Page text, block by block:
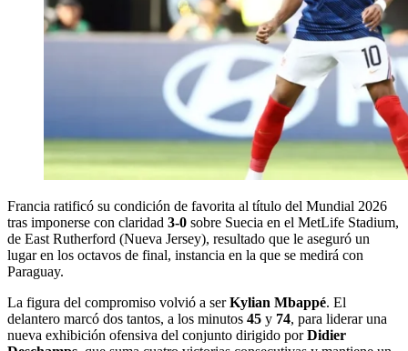
Francia ratificó su condición de favorita al título del Mundial 2026
tras imponerse con claridad 3-0 sobre Suecia en el MetLife Stadium,
de East Rutherford (Nueva Jersey), resultado que le aseguró un
lugar en los octavos de final, instancia en la que se medirá con
Paraguay.
La figura del compromiso volvió a serKylian Mbappé. El
delantero marcó dos tantos, a los minutos 45 y 74, para liderar una
nueva exhibición ofensiva del conjunto dirigido porDidier